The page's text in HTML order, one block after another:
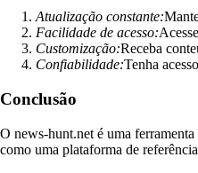
Atualização constante:
Facilidade de acesso:
Customização:Receba
Confiabilidade:Tenha
Conclusão
O news-hunt.net é uma
como uma plataforma de